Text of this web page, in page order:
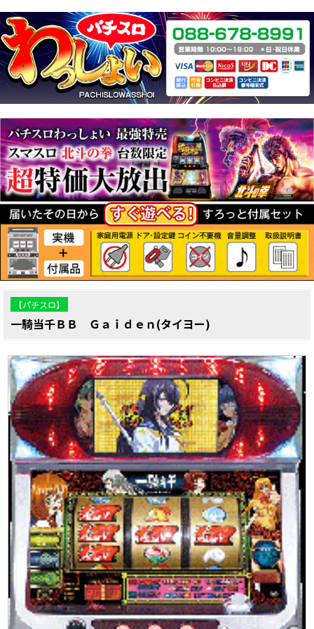
【パチスロ】
一騎当千ＢＢ Ｇａｉｄｅｎ(タイヨー)